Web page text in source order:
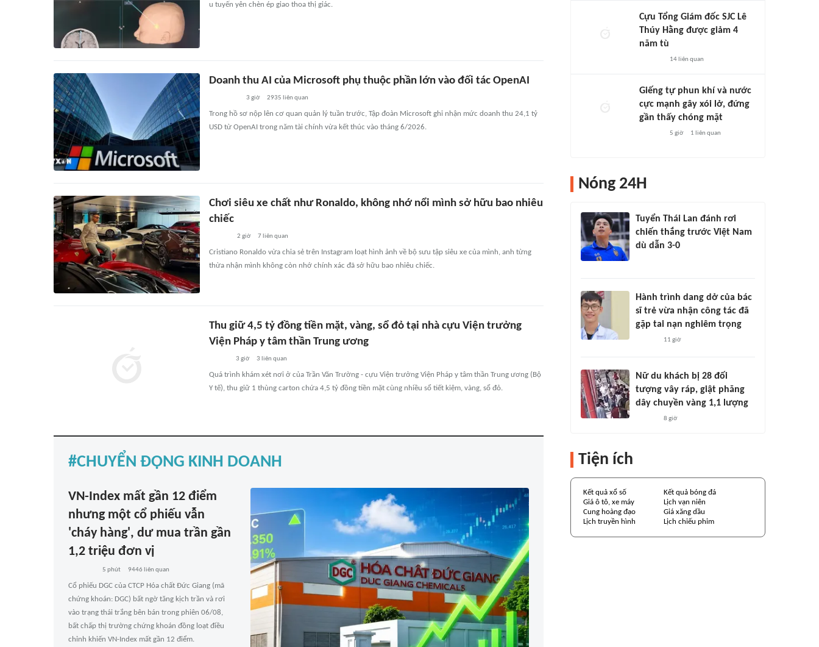
u tuyến yên chèn ép giao thoa thị giác.
Doanh thu AI của Microsoft phụ thuộc phần lớn vào đối tác OpenAI
3 giờ 2935 liên quan
Trong hồ sơ nộp lên cơ quan quản lý tuần trước, Tập đoàn Microsoft ghi nhận mức doanh thu 24,1 tỷ
USD từ OpenAI trong năm tài chính vừa kết thúc vào tháng 6/2026.
Chơi siêu xe chất như Ronaldo, không nhớ nổi mình sở hữu bao nhiêu
chiếc
2 giờ 7liên quan
Cristiano Ronaldo vừa chia sẻ trên Instagram loạt hình ảnh về bộ sưu tập siêu xe của mình, anh từng
thừa nhận mình không còn nhớ chính xác đã sở hữu bao nhiêu chiếc.
Thu giữ 4,5 tỷ đồng tiền mặt, vàng, sổ đỏ tại nhà cựu Viện trưởng
Viện Pháp y tâm thần Trung ương
3 giờ 3 liên quan
Quá trình khám xét nơi ở của Trần Văn Trường - cựu Viện trưởng Viện Pháp y tâm thần Trung ương (Bộ
Y tế), thu giữ 1 thùng carton chứa 4,5 tỷ đồng tiền mặt cùng nhiều sổ tiết kiệm, vàng, sổ đỏ.
CHUYỂN ĐỘNG KINH DOANH
VN-Index mất gần 12 điểm
nhưng một cổ phiếu vẫn
'cháy hàng', dư mua trần gần
1,2 triệu đơn vị
5 phút 9446 liên quan
Cổ phiếu DGC của CTCP Hóa chất Đức Giang (mã
chứng khoán: DGC) bất ngờ tăng kịch trần và rơi
vào trạng thái trắng bên bán trong phiên 06/08,
bất chấp thị trường chứng khoán đồng loạt điều
chỉnh khiến VN-Index mất gần 12 điểm.
Cựu Tổng Giám đốc SJC Lê
Thúy Hằng được giảm 4
năm tù
14 liên quan
Giếng tự phun khí và nước
cực mạnh gây xói lở, đứng
gần thấy chóng mặt
5 giờ 1 liên quan
Nóng 24H
Tuyển Thái Lan đánh rơi
chiến thắng trước Việt Nam
dù dẫn 3-0
Hành trình dang dở của bác
sĩ trẻ vừa nhận công tác đã
gặp tai nạn nghiêm trọng
11 giờ
Nữ du khách bị 28 đối
tượng vây ráp, giật phăng
dây chuyền vàng 1,1 lượng
8 giờ
Tiện ích
Kết quả xổ số
Kết quả bóng đá
Giá ô tô, xe máy
Lịch vạn niên
Cung hoàng đạo
Giá xăng dầu
Lịch truyền hình
Lịch chiếu phim